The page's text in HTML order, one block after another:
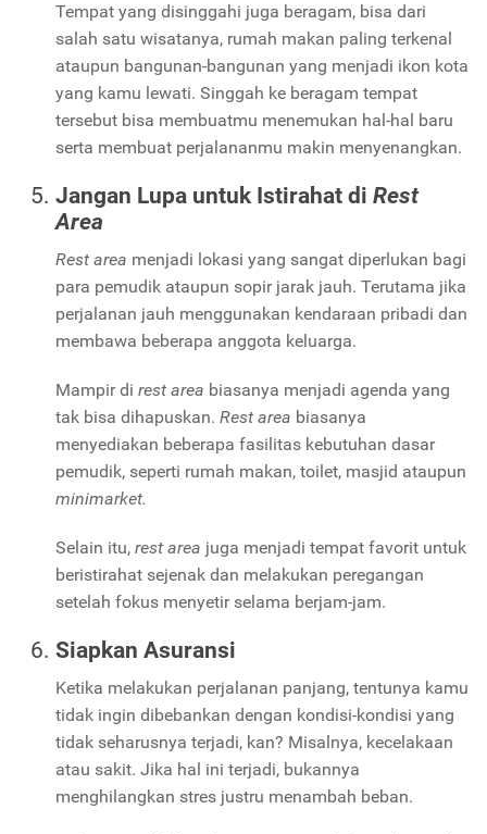
Tempat yang disinggahi juga beragam, bisa dari
salah satu wisatanya, rumah makan paling terkenal
ataupun bangunan-bangunan yang menjadi ikon kota
yang kamu lewati. Singgah ke beragam tempat
tersebut bisa membuatmu menemukan hal-hal baru
serta membuat perjalananmu makin menyenangkan.
Jangan Lupa untuk Istirahat di Rest
Area
Rest area menjadi lokasi yang sangat diperlukan bagi
para pemudik ataupun sopir jarak jauh. Terutama jika
perjalanan jauh menggunakan kendaraan pribadi dan
membawa beberapa anggota keluarga.
Mampir di rest area biasanya menjadi agenda yang
tak bisa dihapuskan. Rest area biasanya
menyediakan beberapa fasilitas kebutuhan dasar
pemudik, seperti rumah makan, toilet, masjid ataupun
minimarket.
Selain itu, rest area juga menjadi tempat favorit untuk
beristirahat sejenak dan melakukan peregangan
setelah fokus menyetir selama berjam-jam.
Siapkan Asuransi
Ketika melakukan perjalanan panjang, tentunya kamu
tidak ingin dibebankan dengan kondisi-kondisi yang
tidak seharusnya terjadi, kan? Misalnya, kecelakaan
atau sakit. Jika hal ini terjadi, bukannya
menghilangkan stres justru menambah beban.